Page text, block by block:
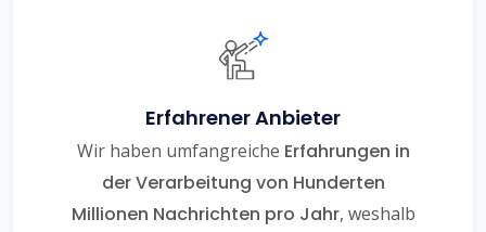
Erfahrener Anbieter
Wir haben umfangreiche Erfahrungen in
der Verarbeitung von Hunderten
Millionen Nachrichten pro Jahr, weshalb